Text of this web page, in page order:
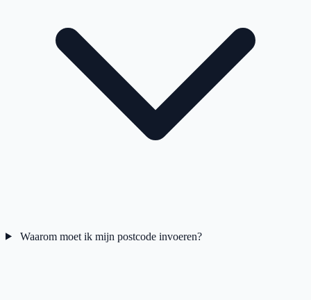
Waarom moet ik mijn postcode invoeren?